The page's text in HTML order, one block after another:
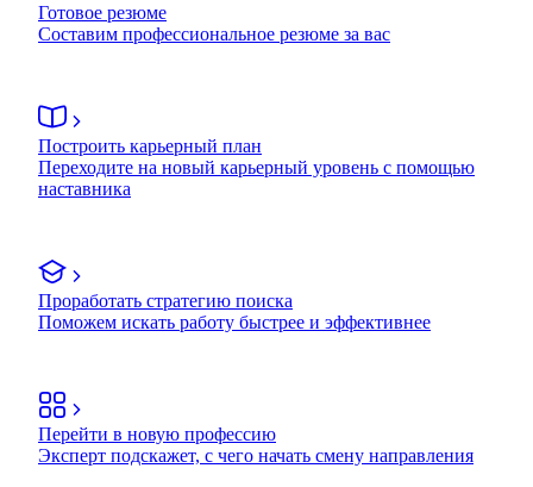
Готовое резюме
Составим профессиональное резюме за вас
Построить карьерный план
Переходите на новый карьерный уровень с помощью
наставника
Проработать стратегию поиска
Поможем искать работу быстрее и эффективнее
Перейти в новую профессию
Эксперт подскажет, с чего начать смену направления